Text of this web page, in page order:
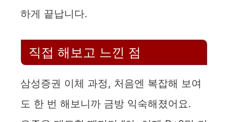
하게 끝납니다.
직접 해보고 느낀 점
삼성증권 이체 과정, 처음엔 복잡해 보여
도 한 번 해보니까 금방 익숙해졌어요.